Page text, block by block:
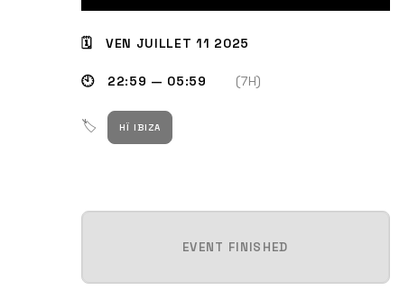
🗓 VEN JUILLET 11 2025
🕙 22:59 — 05:59 (7H)
🏷 HÏ IBIZA
EVENT FINISHED